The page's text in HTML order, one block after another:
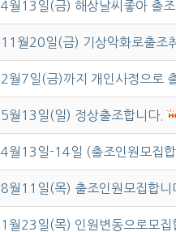
4월13일(금) 해상날씨좋아 출조
11월20일(금) 기상악화로출조
2월7일(금)까지 개인사정으로
5월13일(일) 정상출조합니다.
4월13일-14일 (출조인원모집
8월11일(목) 출조인원모집합니
1월23일(목) 인원변동으로모집